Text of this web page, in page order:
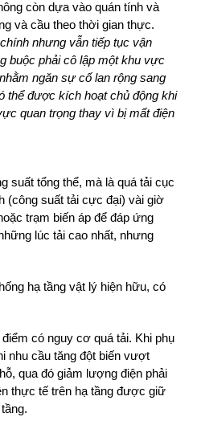
còn dựa vào quán tính và
và cầu theo thời gian thực.
nhưng vẫn tiếp tục vận
buộc phải cô lập một khu vực
ngăn sự cố lan rộng sang
thể được kích hoạt chủ động khi
quan trọng thay vì bị mất điện
suất tổng thể, mà là quá tải cục
(công suất tải cực đại) vài giờ
trạm biến áp để đáp ứng
lúc tải cao nhất, nhưng
hạ tầng vật lý hiện hữu, có
có nguy cơ quá tải. Khi phụ
nhu cầu tăng đột biến vượt
qua đó giảm lượng điện phải
thực tế trên hạ tầng được giữ